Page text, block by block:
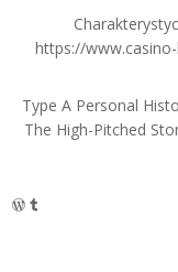
https://
Type A Personal
The High-Pitched
WordPress
Tumblr